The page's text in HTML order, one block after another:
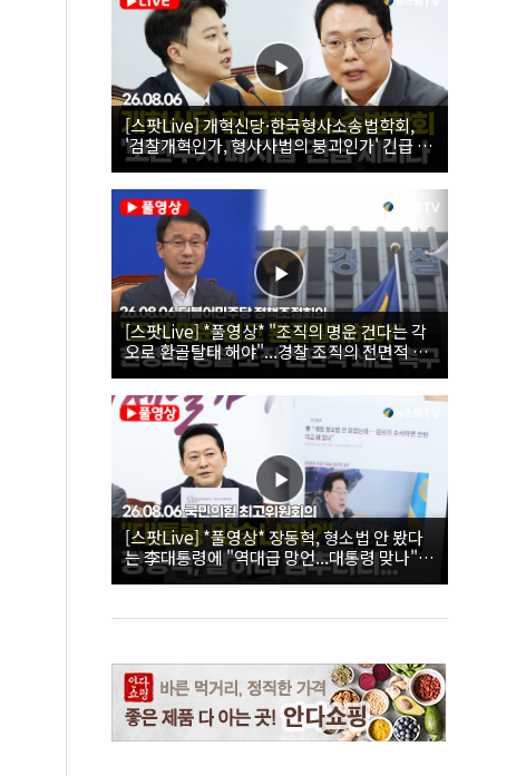
[스팟Live] 개혁신당·한국형사소송법학회,
'검찰개혁인가, 형사사법의 붕괴인가' 긴급 세
미나｜26.08.06
[스팟Live] *풀영상* "조직의 명운 건다는 각
오로 환골탈태 해야"...경찰 조직의 전면적 쇄
신 촉구한 한병도 | 26.08.06 더불어민주당 정
책조정회의
[스팟Live] *풀영상* 장동혁, 형소법 안 봤다
는 李대통령에 "역대급 망언...대통령 맞나"｜
26.08.06 국민의힘 최고위원회의